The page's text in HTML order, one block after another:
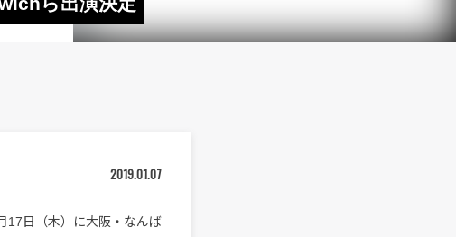
2019.01.07
17日（木）に大阪・なんば